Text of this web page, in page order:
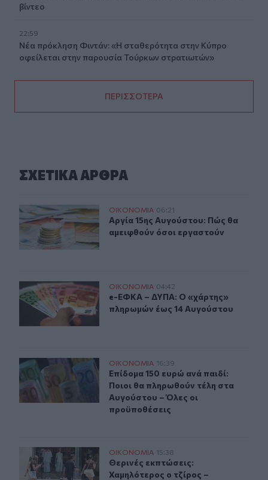
βίντεο
22:59
Νέα πρόκληση Φιντάν: «Η σταθερότητα στην Κύπρο
οφείλεται στην παρουσία Τούρκων στρατιωτών»
ΠΕΡΙΣΣΟΤΕΡΑ
ΣΧΕΤΙΚA AΡΘΡΑ
Αργία 15ης Αυγούστου: Πώς θα αμειφθούν όσοι
ΟΙΚΟΝΟΜΙΑ 06:21
Αργία 15ης Αυγούστου: Πώς θα
Αργία 15ης Αυγούστου: Πώς θα
αμειφθούν όσοι εργαστούν
e-ΕΦΚΑ – ΔΥΠΑ: Ο «χάρτης» πληρωμών έως 14
ΟΙΚΟΝΟΜΙΑ 04:42
e-ΕΦΚΑ – ΔΥΠΑ: Ο «χάρτης»
e-ΕΦΚΑ – ΔΥΠΑ: Ο «χάρτης»
πληρωμών έως 14 Αυγούστου
Επίδομα 150 ευρώ ανά παιδί: Ποιοι θα πληρωθούν
ΟΙΚΟΝΟΜΙΑ 16:39
Επίδομα 150 ευρώ ανά παιδί:
Επίδομα 150 ευρώ ανά παιδί:
Ποιοι θα πληρωθούν τέλη στα
Αυγούστου – Όλες οι
προϋποθέσεις
Θερινές εκπτώσεις: Χαμηλότερος ο τζίρος – Αυξημένες
ΟΙΚΟΝΟΜΙΑ 15:38
Θερινές εκπτώσεις: Χαμηλότερος ο
Θερινές εκπτώσεις:
Χαμηλότερος ο τζίρος –